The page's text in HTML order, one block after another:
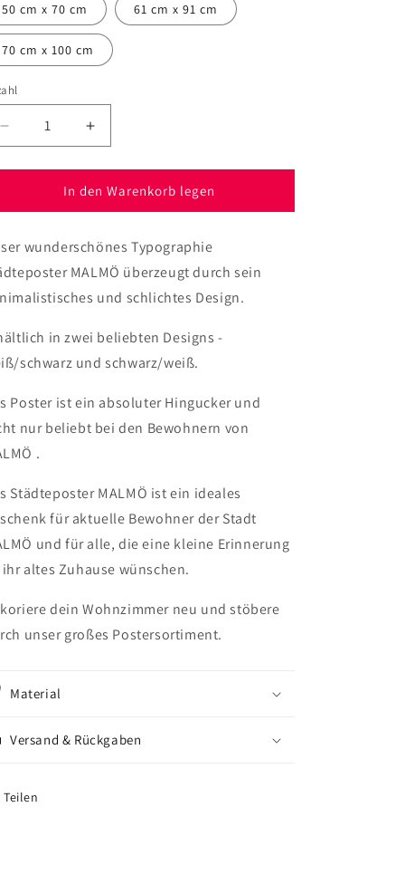
50 cm x 70 cm 61 cm x 91 cm
70 cm x 100 cm
Verringere
die
Menge
Poster
MALMÖ
Erhöhe
die
Menge
für
Poster
MALMÖ
In den Warenkorb legen
wunderschönes Typographie
MALMÖ überzeugt durch sein
und schlichtes Design.
in zwei beliebten Designs -
schwarz und schwarz/weiß.
Poster ist ein absoluter Hingucker und
nur beliebt bei den Bewohnern von
.
Städteposter MALMÖ ist ein ideales
für aktuelle Bewohner der Stadt
und für alle, die eine kleine Erinnerung
ihr altes Zuhause wünschen.
dein Wohnzimmer neu und stöbere
unser großes Postersortiment.
Material
Versand & Rückgaben
Teilen